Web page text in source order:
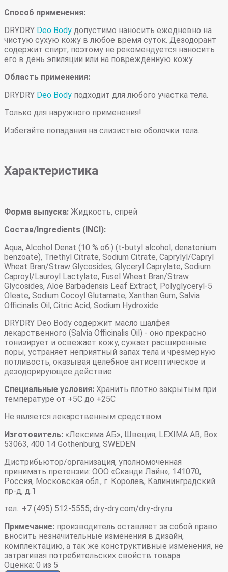
Способ применения:
DRYDRY Deo Body допустимо наносить ежедневно на
чистую сухую кожу в любое время суток. Дезодорант
содержит спирт, поэтому не рекомендуется наносить
его в день эпиляции или на поврежденную кожу.
Область применения:
DRYDRY Deo Body подходит для любого участка тела.
Только для наружного применения!
Избегайте попадания на слизистые оболочки тела.
Характеристика
Форма выпуска: Жидкость, спрей
Состав/Ingredients (INCI):
Aqua, Alcohol Denat (10 % об.) (t-butyl alcohol, denatonium
benzoate), Triethyl Citrate, Sodium Citrate, Caprylyl/Capryl
Wheat Bran/Straw Glycosides, Glyceryl Caprylate, Sodium
Caproyl/Lauroyl Lactylate, Fusel Wheat Bran/Straw
Glycosides, Aloe Barbadensis Leaf Extract, Polyglyceryl-5
Oleate, Sodium Cocoyl Glutamate, Xanthan Gum, Salvia
Officinalis Oil, Citric Acid, Sodium Hydroxide
DRYDRY Deo Body содержит масло шалфея
лекарственного (Salvia Officinalis Oil) - оно прекрасно
тонизирует и освежает кожу, сужает расширенные
поры, устраняет неприятный запах тела и чрезмерную
потливость, оказывая целебное антисептическое и
дезодорирующее действие
Специальные условия: Хранить плотно закрытым при
температуре от +5С до +25С
Не является лекарственным средством.
Изготовитель: «Лексима АБ», Швеция, LEXIMA AB, Box
53063, 400 14 Gothenburg, SWEDEN
Дистрибьютор/организация, уполномоченная
принимать претензии: ООО «Сканди Лайн», 141070,
Россия, Московская обл., г. Королев, Калининградский
пр-д, д.1
тел.: +7 (495) 512-5555; dry-dry.com/dry-dry.ru
Примечание: производитель оставляет за собой право
вносить незначительные изменения в дизайн,
комплектацию, а так же конструктивные изменения, не
затрагивая потребительских свойств товара.
Оценка: 0 из 5